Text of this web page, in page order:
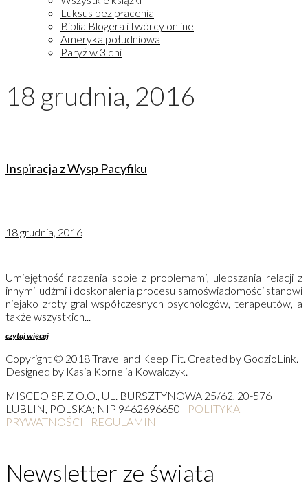
Luksus bez płacenia
Biblia Blogera i twórcy online
Ameryka południowa
Paryż w 3 dni
18 grudnia, 2016
Inspiracja z Wysp Pacyfiku
18 grudnia, 2016
Umiejętność radzenia sobie z problemami, ulepszania relacji z
innymi ludźmi i doskonalenia procesu samoświadomości stanowi
niejako złoty gral współczesnych psychologów, terapeutów, a
także wszystkich...
czytaj więcej
Copyright © 2018 Travel and Keep Fit. Created by GodzioLink.
Designed by Kasia Kornelia Kowalczyk.
MISCEO SP. Z O.O., UL. BURSZTYNOWA 25/62, 20-576
LUBLIN, POLSKA; NIP 9462696650 | POLITYKA
PRYWATNOŚCI | REGULAMIN
Newsletter ze świata